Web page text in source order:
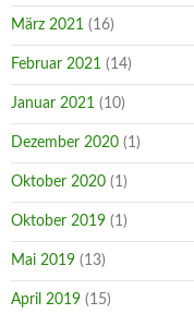
März 2021 (16)
Februar 2021 (14)
Januar 2021 (10)
Dezember 2020 (1)
Oktober 2020 (1)
Oktober 2019 (1)
Mai 2019 (13)
April 2019 (15)